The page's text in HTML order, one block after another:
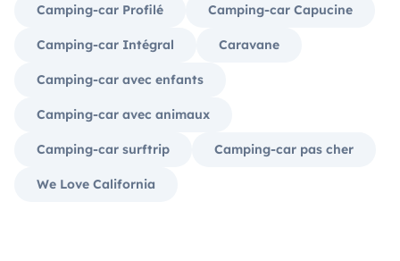
Camping-car Profilé Camping-car Capucine
Camping-car Intégral Caravane
Camping-car avec enfants
Camping-car avec animaux
Camping-car surftrip Camping-car pas cher
We Love California